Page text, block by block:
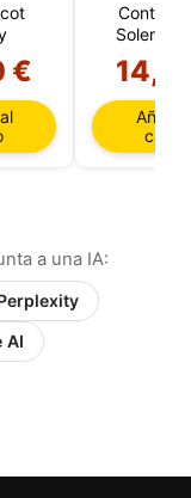
€
Solera 5
Añadir
a una IA:
AI